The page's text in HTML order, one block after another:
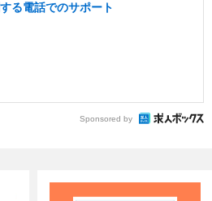
る電話でのサポート
Sponsored by